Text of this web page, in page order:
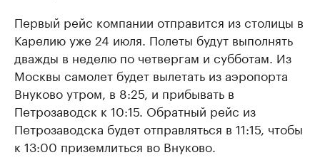
Первый рейс компании отправится из столицы в
Карелию уже 24 июля. Полеты будут выполнять
дважды в неделю по четвергам и субботам. Из
Москвы самолет будет вылетать из аэропорта
Внуково утром, в 8:25, и прибывать в
Петрозаводск к 10:15. Обратный рейс из
Петрозаводска будет отправляться в 11:15, чтобы
к 13:00 приземлиться во Внуково.